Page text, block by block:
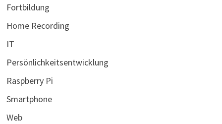
Fortbildung
Home Recording
IT
Persönlichkeitsentwicklung
Raspberry Pi
Smartphone
Web